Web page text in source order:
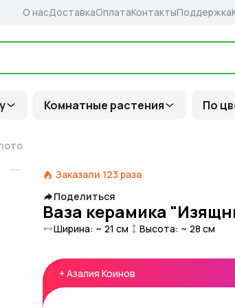
Комнатные растения По
О насДоставкаОплатаКонтактыПоддержка
Заказали 123 раза
Поделиться
Ваза керамика
Ширина: ~ 21 см Высота: ~ 28 см
+ Азалия Коинов